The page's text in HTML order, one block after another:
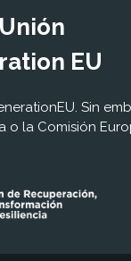
EU
Sin
la Comisión